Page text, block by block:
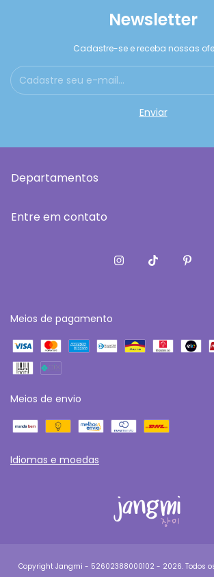
Newsletter
Cadastre-se e receba nossas
Departamentos
Entre em contato
Meios de pagamento
Meios de envio
Idiomas e moedas
Copyright Jangmi - 52602388000102 - 2026. Todos